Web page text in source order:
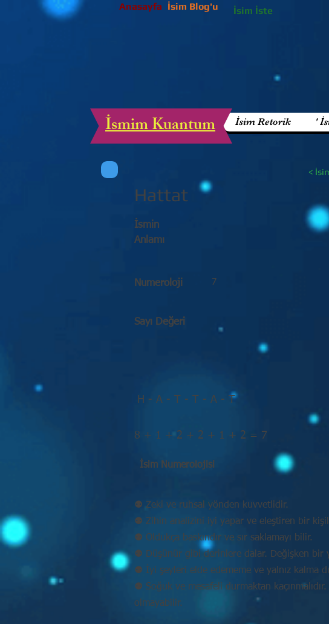
Anasayfa İsim Blog'u İsim İste
İsim Retorik '
İsmim Kuantum
<
Hattat
İsmin
Anlamı
Numeroloji 7
Sayı Değeri
H - A - T - T - A - T
8 + 1 + 2 + 2 + 1 + 2 = 7
İsim Numerolojisi
⚉ Zeki ve ruhsal yönden kuvvetlidir.
⚉ Zihin analizini iyi yapar ve eleştiren bir
⚉ Oldukça baskındır ve sır saklamayı bilir.
⚉ Düşünür gibi derinlere dalar. Değişken bir
⚉ İyi şeyleri elde edememe ve yalnız kalma
⚉ Soğuk ve mesafeli durmaktan
olmayabilir.